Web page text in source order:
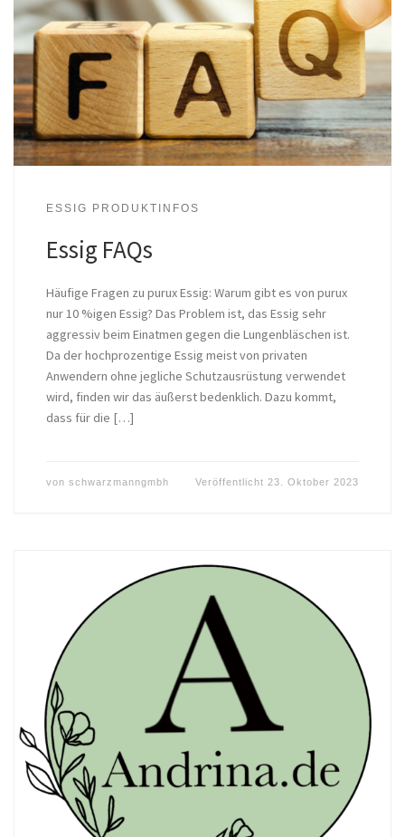
ESSIG PRODUKTINFOS
Essig FAQs
Häufige Fragen zu purux Essig: Warum gibt es von purux
nur 10 %igen Essig? Das Problem ist, das Essig sehr
aggressiv beim Einatmen gegen die Lungenbläschen ist.
Da der hochprozentige Essig meist von privaten
Anwendern ohne jegliche Schutzausrüstung verwendet
wird, finden wir das äußerst bedenklich. Dazu kommt,
dass für die […]
von schwarzmanngmbh Veröffentlicht 23. Oktober 2023